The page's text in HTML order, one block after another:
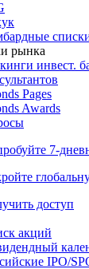
рынка
инвест.
Pages
Awards
7-
доступ
акций
IPO/